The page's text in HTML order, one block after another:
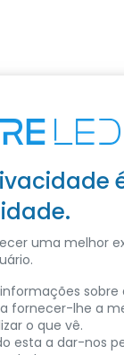
uma melhor
sobre
fornecer-lhe a
o que vê.
esta a dar-nos